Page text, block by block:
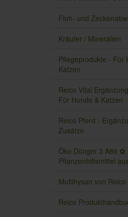
Floh- und
Kräuter / Mineralien
Pflegeprodukte - Für
Katzen
Reico Vital
Für Hunde & Katzen
Reico Pferd -
Zusätze
Öko Dünger 3 A86 ✿
Pflanzenhilfsmittel
Multihysan von Reico
Reico